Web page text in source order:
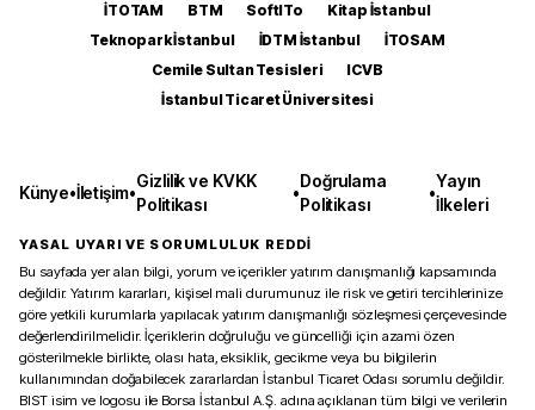
İTOTAM BTM SoftITo
Kitap İstanbul
Teknopark İstanbul
İDTM İstanbul
İTOSAM
Cemile Sultan Tesisleri
ICVB
İstanbul Ticaret Üniversitesi
Künye•İletişim•
Gizlilik ve KVKK
Politikası
•
Doğrulama
Politikası
•
Yayın
İlkeleri
YASAL UYARI VE SORUMLULUK REDDİ
Bu sayfada yer alan bilgi, yorum ve içerikler yatırım danışmanlığı kapsamında
değildir. Yatırım kararları, kişisel mali durumunuz ile risk ve getiri tercihlerinize
göre yetkili kurumlarla yapılacak yatırım danışmanlığı sözleşmesi çerçevesinde
değerlendirilmelidir. İçeriklerin doğruluğu ve güncelliği için azami özen
gösterilmekle birlikte, olası hata, eksiklik, gecikme veya bu bilgilerin
kullanımından doğabilecek zararlardan İstanbul Ticaret Odası sorumlu değildir.
BIST isim ve logosu ile Borsa İstanbul A.Ş. adına açıklanan tüm bilgi ve verilerin